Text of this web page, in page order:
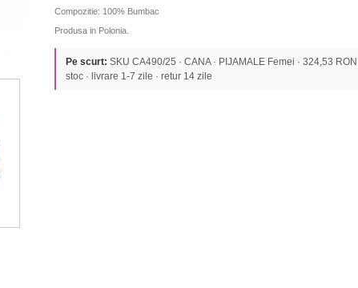
Compozitie: 100% Bumbac
Produsa in Polonia.
Pe scurt: SKU CA490/25 · CANA · PIJAMALE Femei · 324,53 RON
stoc · livrare 1-7 zile · retur 14 zile